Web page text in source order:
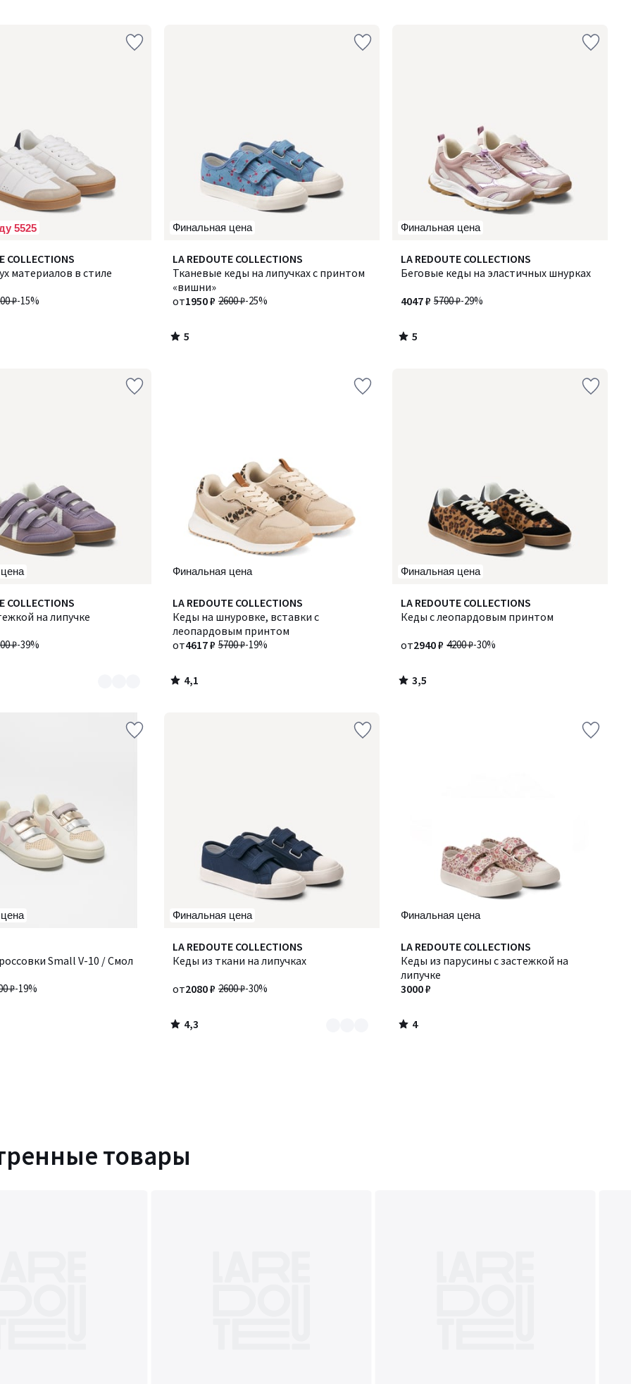
5525
COLLECTIONS
материалов в стиле
₽-15%
Финальная цена
LA REDOUTE COLLECTIONS
Тканевые кеды на липучках с принтом
«вишни»
2600 ₽-25%
от1950 ₽
5
/
5
5
/
Финальная цена
LA REDOUTE COLLECTIONS
Беговые кеды на эластичных шнурках
5700 ₽-29%
4047 ₽
5
/
5
/
COLLECTIONS
на липучке
₽-39%
Финальная цена
LA REDOUTE COLLECTIONS
Кеды на шнуровке, вставки с
леопардовым принтом
5700 ₽-19%
от4617 ₽
4,1
/ 5
4,1
/
Финальная цена
LA REDOUTE COLLECTIONS
Кеды с леопардовым принтом
4200 ₽-30%
от2940 ₽
3,5
/ 5
3,5
/
Small V-10 / Смол
₽-19%
Финальная цена
LA REDOUTE COLLECTIONS
Кеды из ткани на липучках
2600 ₽-30%
от2080 ₽
4,3
/ 5
Количество
цветов:
4,3
/
Финальная цена
LA REDOUTE COLLECTIONS
Кеды из парусины с застежкой на
липучке
3000 ₽
4
/
5
4
/
товары